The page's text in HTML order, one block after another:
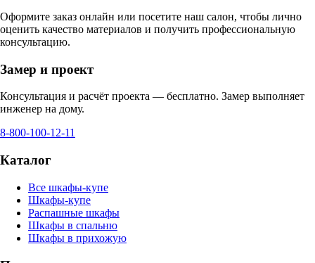
Оформите заказ онлайн или посетите наш салон, чтобы лично
оценить качество материалов и получить профессиональную
консультацию.
Замер и проект
Консультация и расчёт проекта — бесплатно. Замер выполняет
инженер на дому.
8-800-100-12-11
Каталог
Все шкафы-купе
Шкафы-купе
Распашные шкафы
Шкафы в спальню
Шкафы в прихожую